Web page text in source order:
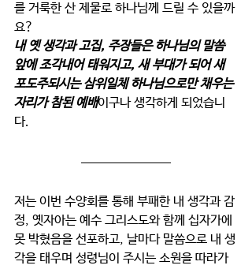
를 거룩한 산 제물로 하나님께 드릴 수 있을까
요?
내 옛 생각과 고집, 주장들은 하나님의 말씀
앞에 조각내어 태워지고, 새 부대가 되어 새
포도주되시는 삼위일체 하나님으로만 채우는
자리가 참된 예배이구나 생각하게 되었습니
다.
저는 이번 수양회를 통해 부패한 내 생각과 감
정, 옛자아는 예수 그리스도와 함께 십자가에
못 박혔음을 선포하고, 날마다 말씀으로 내 생
각을 태우며 성령님이 주시는 소원을 따라가